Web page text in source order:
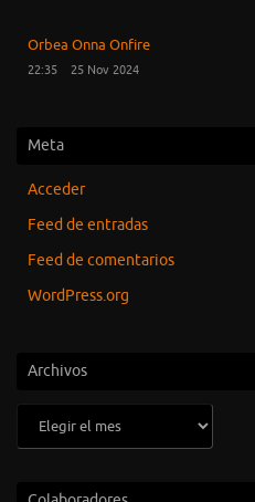
Orbea Onna Onfire
22:35 25 Nov 2024
Meta
Acceder
Feed de entradas
Feed de comentarios
WordPress.org
Archivos